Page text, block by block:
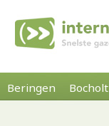
Beringen Bocholt